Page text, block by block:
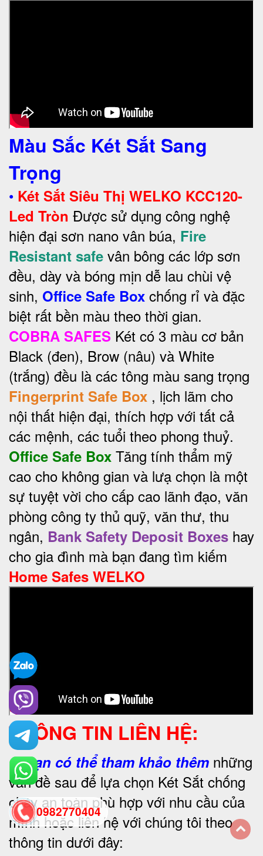
Màu Sắc Két Sắt Sang
Trọng
• Két Sắt Siêu Thị WELKO KCC120-
Led Tròn Được sử dụng công nghệ
hiện đại sơn nano vân búa, Fire
Resistant safe vân bông các lớp sơn
đều, dày và bóng mịn dễ lau chùi vệ
sinh, Office Safe Box chống rỉ và đặc
biệt rất bền màu theo thời gian.
COBRA SAFES Két có 3 màu cơ bản
Black (đen), Brow (nâu) và White
(trắng) đều là các tông màu sang trọng
Fingerprint Safe Box , lịch lãm cho
nội thất hiện đại, thích hợp với tất cả
các mệnh, các tuổi theo phong thuỷ.
Office Safe Box Tăng tính thẩm mỹ
cao cho không gian và lưạ chọn là một
sự tuyệt vời cho cấp cao lãnh đạo, văn
phòng công ty thủ quỹ, văn thư, thu
ngân, Bank Safety Deposit Boxes hay
cho gia đình mà bạn đang tìm kiếm
Home Safes WELKO
THÔNG TIN LIÊN HỆ:
1.Bạn có thể tham khảo thêm những
vấn đề sau để lựa chọn Két Sắt chống
cháy an toàn phù hợp với nhu cầu của
mình hoặc liên hệ với chúng tôi theo
thông tin dưới đây:
0982770404